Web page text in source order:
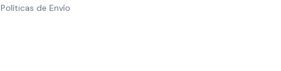
Políticas de Envío